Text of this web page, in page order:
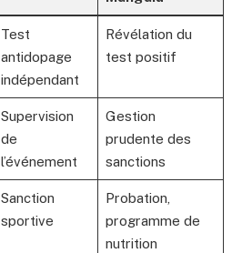
Test
antidopage
indépendant
Révélation du
test positif
Supervision
de
l’événement
Gestion
prudente des
sanctions
Sanction
sportive
Probation,
programme de
nutrition